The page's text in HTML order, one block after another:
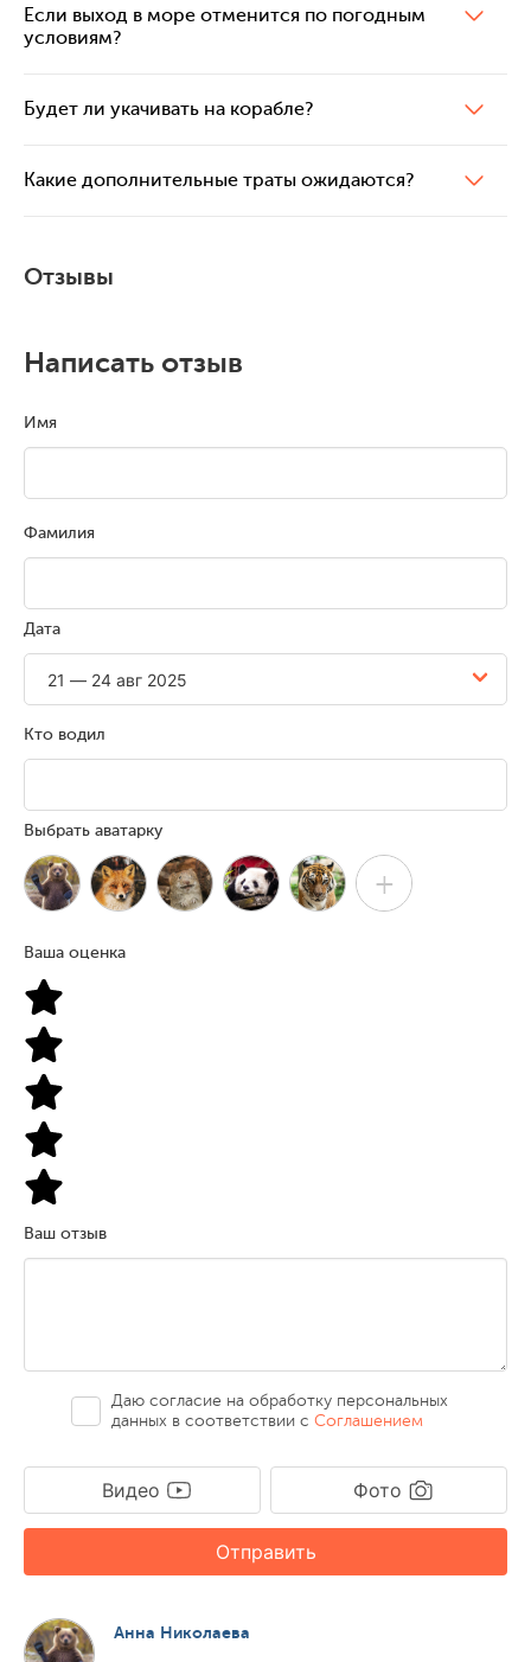
Если выход в море отменится по погодным
условиям?
Будет ли укачивать на корабле?
Какие дополнительные траты ожидаются?
Отзывы
Написать отзыв
Имя
Фамилия
Дата
Кто водил
Выбрать аватарку
+
Ваша оценка
Ваш отзыв
Даю согласие на обработку персональных
данных в соответствии сСоглашением
Видео Фото
Отправить
Анна Николаева